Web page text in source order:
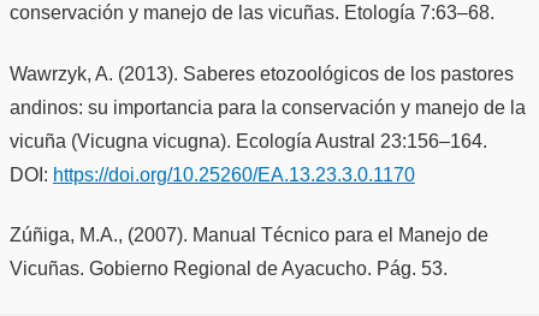
conservación y manejo de las vicuñas. Etología 7:63–68.
Wawrzyk, A. (2013). Saberes etozoológicos de los pastores
andinos: su importancia para la conservación y manejo de la
vicuña (Vicugna vicugna). Ecología Austral 23:156–164.
DOI: https://doi.org/10.25260/EA.13.23.3.0.1170
Zúñiga, M.A., (2007). Manual Técnico para el Manejo de
Vicuñas. Gobierno Regional de Ayacucho. Pág. 53.